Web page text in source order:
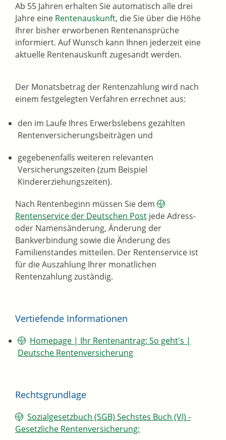
Ab 55 Jahren erhalten Sie automatisch alle drei
Jahre eine Rentenauskunft, die Sie über die Höhe
Ihrer bisher erworbenen Rentenansprüche
informiert. Auf Wunsch kann Ihnen jederzeit eine
aktuelle Rentenauskunft zugesandt werden.
Der Monatsbetrag der Rentenzahlung wird nach
einem festgelegten Verfahren errechnet aus:
den im Laufe Ihres Erwerbslebens gezahlten
Rentenversicherungsbeiträgen und
gegebenenfalls weiteren relevanten
Versicherungszeiten (zum Beispiel
Kindererziehungszeiten).
Nach Rentenbeginn müssen Sie dem
Rentenservice der Deutschen Post jede Adress-
oder Namensänderung, Änderung der
Bankverbindung sowie die Änderung des
Familienstandes mitteilen. Der Rentenservice ist
für die Auszahlung Ihrer monatlichen
Rentenzahlung zuständig.
Vertiefende Informationen
Homepage | Ihr Rentenantrag: So geht's |
Deutsche Rentenversicherung
Rechtsgrundlage
Sozialgesetzbuch (SGB) Sechstes Buch (VI) -
Gesetzliche Rentenversicherung: